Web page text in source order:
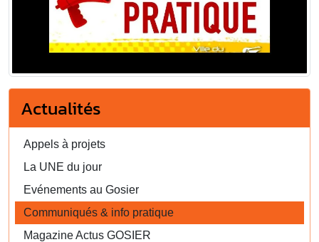
Actualités
Appels à projets
La UNE du jour
Evénements au Gosier
Communiqués & info pratique
Magazine Actus GOSIER